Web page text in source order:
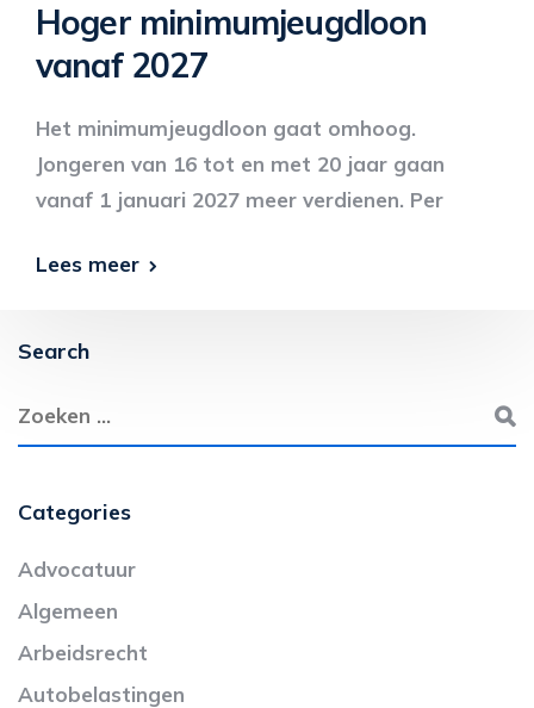
Hoger minimumjeugdloon
vanaf 2027
Het minimumjeugdloon gaat omhoog.
Jongeren van 16 tot en met 20 jaar gaan
vanaf 1 januari 2027 meer verdienen. Per
Lees meer
Search
Categories
Advocatuur
Algemeen
Arbeidsrecht
Autobelastingen